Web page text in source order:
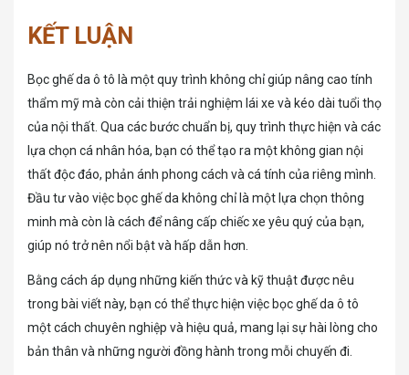
KẾT LUẬN
Bọc ghế da ô tô là một quy trình không chỉ giúp nâng cao tính
thẩm mỹ mà còn cải thiện trải nghiệm lái xe và kéo dài tuổi thọ
của nội thất. Qua các bước chuẩn bị, quy trình thực hiện và các
lựa chọn cá nhân hóa, bạn có thể tạo ra một không gian nội
thất độc đáo, phản ánh phong cách và cá tính của riêng mình.
Đầu tư vào việc bọc ghế da không chỉ là một lựa chọn thông
minh mà còn là cách để nâng cấp chiếc xe yêu quý của bạn,
giúp nó trở nên nổi bật và hấp dẫn hơn.
Bằng cách áp dụng những kiến thức và kỹ thuật được nêu
trong bài viết này, bạn có thể thực hiện việc bọc ghế da ô tô
một cách chuyên nghiệp và hiệu quả, mang lại sự hài lòng cho
bản thân và những người đồng hành trong mỗi chuyến đi.